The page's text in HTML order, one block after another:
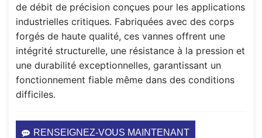
de débit de précision conçues pour les applications
industrielles critiques. Fabriquées avec des corps
forgés de haute qualité, ces vannes offrent une
intégrité structurelle, une résistance à la pression et
une durabilité exceptionnelles, garantissant un
fonctionnement fiable même dans des conditions
difficiles.
RENSEIGNEZ-VOUS MAINTENANT